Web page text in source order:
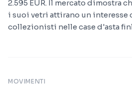
2.595 EUR. Il mercato dimostra
i suoi vetri attirano un interesse
collezionisti nelle case d'asta
MOVIMENTI